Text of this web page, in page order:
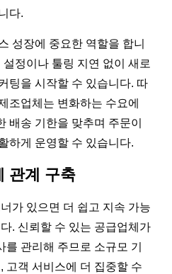
다.
성장에 중요한 역할을 합니
정이나 툴링 지연 없이 새로
팅을 시작할 수 있습니다. 따
조업체는 변화하는 수요에
배송 기한을 맞추며 주문이
하게 운영할 수 있습니다.
관계 구축
가 있으면 더 쉽고 지속 가능
. 신뢰할 수 있는 공급업체가
관리해 주므로 소규모 기
고객 서비스에 더 집중할 수